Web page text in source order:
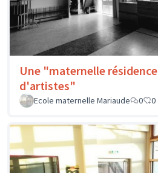
Une "maternelle résidence
d'artistes"
Ecole maternelle Mariaude
0 0